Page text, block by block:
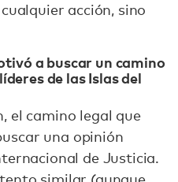
acción, sino
a buscar un camino
de las Islas del
el camino legal que
una opinión
de Justicia.